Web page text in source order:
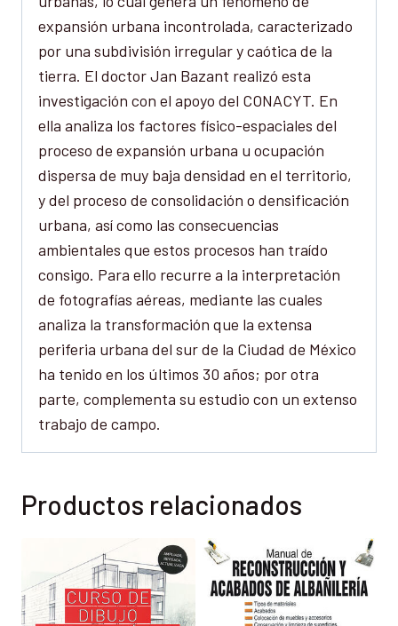
expansión urbana incontrolada, caracterizado
por una subdivisión irregular y caótica de la
tierra. El doctor Jan Bazant realizó esta
investigación con el apoyo del CONACYT. En
ella analiza los factores físico-espaciales del
proceso de expansión urbana u ocupación
dispersa de muy baja densidad en el territorio,
y del proceso de consolidación o densificación
urbana, así como las consecuencias
ambientales que estos procesos han traído
consigo. Para ello recurre a la interpretación
de fotografías aéreas, mediante las cuales
analiza la transformación que la extensa
periferia urbana del sur de la Ciudad de México
ha tenido en los últimos 30 años; por otra
parte, complementa su estudio con un extenso
trabajo de campo.
Productos relacionados